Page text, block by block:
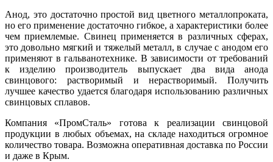
Анод, это достаточно простой вид цветного металлопроката,
но его применение достаточно гибкое, а характеристики более
чем приемлемые. Свинец применяется в различных сферах,
это довольно мягкий и тяжелый металл, в случае с анодом его
применяют в гальванотехнике. В зависимости от требований
к изделию производитель выпускает два вида анода
свинцового: растворимый и нерастворимый. Получить
лучшее качество удается благодаря использованию различных
свинцовых сплавов.
Компания «ПромСталь» готова к реализации свинцовой
продукции в любых объемах, на складе находиться огромное
количество товара. Возможна оперативная доставка по России
и даже в Крым.